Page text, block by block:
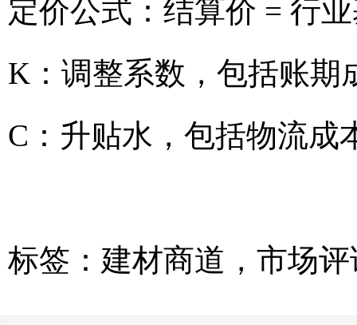
定价公式：结算价 = 行
K：调整系数，包括账期
C：升贴水，包括物流成
标签： 建材商道 ， 市场评